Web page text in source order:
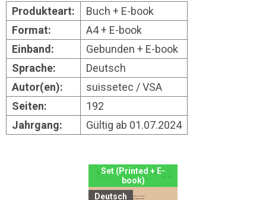
Produkteart:
Buch + E-book
Format:
A4 + E-book
Einband:
Gebunden + E-book
Sprache:
Deutsch
Autor(en):
suissetec / VSA
Seiten:
192
Jahrgang:
Gültig ab 01.07.2024
Set (Printed + E-
book)
Deutsch